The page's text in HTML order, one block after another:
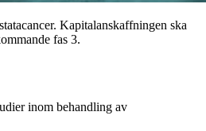
Kapitalanskaffningen ska
fas 3.
inom behandling av